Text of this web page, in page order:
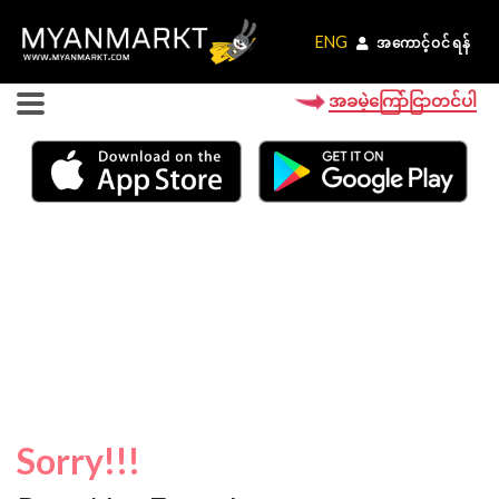
ENG အကောင့်ဝင်ရန်
ENG အကောင့်ဝင်ရန်
အခမဲ့ကြော်ငြာတင်ပါ
Sorry!!!